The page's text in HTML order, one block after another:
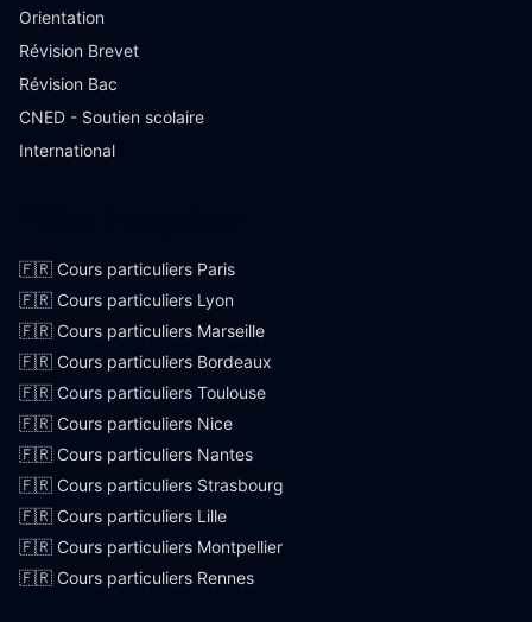
Orientation
Révision Brevet
Révision Bac
CNED - Soutien scolaire
International
🇫🇷 Cours particuliers Paris
🇫🇷 Cours particuliers Lyon
🇫🇷 Cours particuliers Marseille
🇫🇷 Cours particuliers Bordeaux
🇫🇷 Cours particuliers Toulouse
🇫🇷 Cours particuliers Nice
🇫🇷 Cours particuliers Nantes
🇫🇷 Cours particuliers Strasbourg
🇫🇷 Cours particuliers Lille
🇫🇷 Cours particuliers Montpellier
🇫🇷 Cours particuliers Rennes